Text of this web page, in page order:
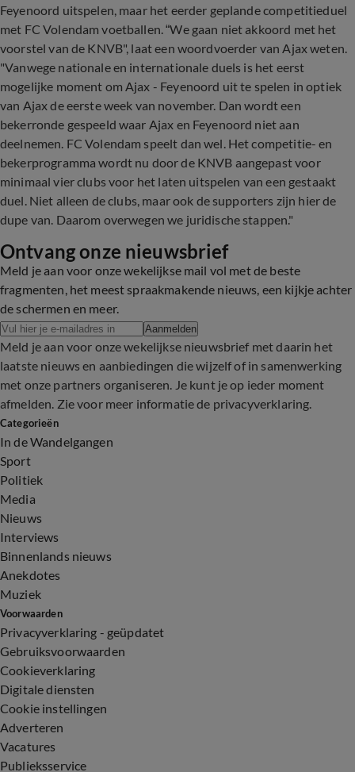
Feyenoord uitspelen, maar het eerder geplande competitieduel
met FC Volendam voetballen. “We gaan niet akkoord met het
voorstel van de KNVB", laat een woordvoerder van Ajax weten.
"Vanwege nationale en internationale duels is het eerst
mogelijke moment om Ajax - Feyenoord uit te spelen in optiek
van Ajax de eerste week van november. Dan wordt een
bekerronde gespeeld waar Ajax en Feyenoord niet aan
deelnemen. FC Volendam speelt dan wel. Het competitie- en
bekerprogramma wordt nu door de KNVB aangepast voor
minimaal vier clubs voor het laten uitspelen van een gestaakt
duel. Niet alleen de clubs, maar ook de supporters zijn hier de
dupe van. Daarom overwegen we juridische stappen."
Ontvang onze nieuwsbrief
Meld je aan voor onze wekelijkse mail vol met de beste
fragmenten, het meest spraakmakende nieuws, een kijkje achter
de schermen en meer.
Aanmelden
Meld je aan voor onze wekelijkse nieuwsbrief met daarin het
laatste nieuws en aanbiedingen die wijzelf of in samenwerking
met onze partners organiseren. Je kunt je op ieder moment
afmelden. Zie voor meer informatie de privacyverklaring.
Categorieën
In de Wandelgangen
Sport
Politiek
Media
Nieuws
Interviews
Binnenlands nieuws
Anekdotes
Muziek
Voorwaarden
Privacyverklaring - geüpdatet
Gebruiksvoorwaarden
Cookieverklaring
Digitale diensten
Cookie instellingen
Adverteren
Vacatures
Publieksservice